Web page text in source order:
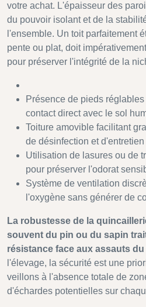
votre achat. L'épaisseur des
du pouvoir isolant et de la
l'ensemble. Un toit parfaitement
pente ou plat, doit
pour préserver l'intégrité de la
Présence de pieds
contact direct avec le sol
Toiture amovible facilitant
de désinfection et
Utilisation de lasures ou de
pour préserver l'odorat
Système de ventilation
l'oxygène sans générer de
La robustesse de la
souvent du pin ou du sapin
résistance face aux assauts
l'élevage, la sécurité est une
veillons à l'absence totale de
d'échardes potentielles sur